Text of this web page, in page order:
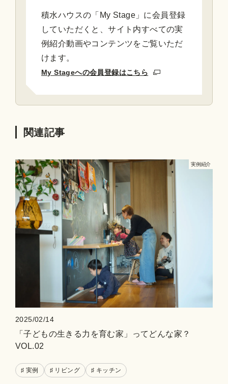
積水ハウスの「My Stage」に会員登録
していただくと、サイト内すべての実
例紹介動画やコンテンツをご覧いただ
けます。
My Stageへの会員登録はこちら
関連記事
実例紹介
2025/02/14
「子どもの生きる力を育む家」ってどんな家？
VOL.02
♯ 実例 ♯ リビング ♯ キッチン